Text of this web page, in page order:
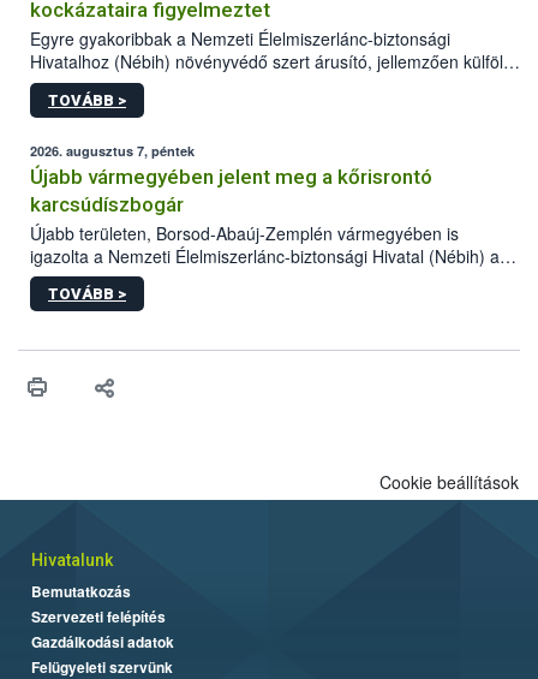
kockázataira figyelmeztet
Egyre gyakoribbak a Nemzeti Élelmiszerlánc-biztonsági
Hivatalhoz (Nébih) növényvédő szert árusító, jellemzően külföldi
honlapok kapcsán érkező bejelentések. Emellett az ilyen
termékeket kínáló kéretlen online reklámok mennyisége is
összegyűjtötte az illegális növényvédő szerek kapcsán
előforduló árulkodó jeleket, valamint a webáruházakból való
vásárlás kockázatait.
TOVÁBB >
2026. augusztus 7, péntek
Újabb vármegyében jelent meg a kőrisrontó
karcsúdíszbogár
Újabb területen, Borsod-Abaúj-Zemplén vármegyében is
igazolta a Nemzeti Élelmiszerlánc-biztonsági Hivatal (Nébih) a
kőrisrontó karcsúdíszbogár (Agrilus planipennis) jelenlétét. A
kártevőt nem csak színcsapdában találták meg, de már fertőzött
az intenzív felderítést, emellett az intézkedéseket a szlovák
TOVÁBB >
Cookie beállítások
Hivatalunk
Bemutatkozás
Szervezeti felépítés
Gazdálkodási adatok
Felügyeleti szervünk